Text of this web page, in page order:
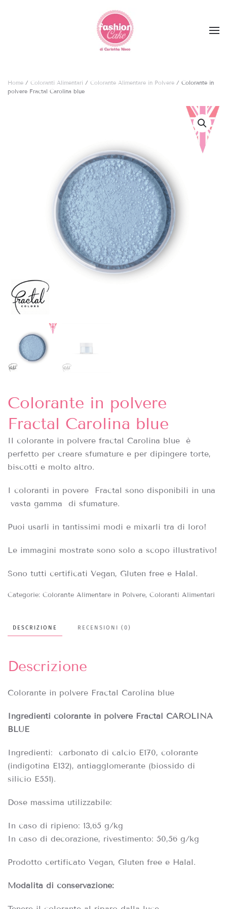
Skip to main content
Home / Coloranti Alimentari / Colorante Alimentare in Polvere / Colorante in
polvere Fractal Carolina blue
Colorante in polvere
Fractal Carolina blue
Il colorante in polvere fractal Carolina blue è
perfetto per creare sfumature e per dipingere torte,
biscotti e molto altro.
I coloranti in povere Fractal sono disponibili in una
vasta gamma di sfumature.
Puoi usarli in tantissimi modi e mixarli tra di loro!
Le immagini mostrate sono solo a scopo illustrativo!
Sono tutti certificati Vegan, Gluten free e Halal.
Categorie: Colorante Alimentare in Polvere, Coloranti Alimentari
DESCRIZIONE RECENSIONI (0)
Descrizione
Colorante in polvere Fractal Carolina blue
Ingredienti colorante in polvere Fractal CAROLINA
BLUE
Ingredienti: carbonato di calcio E170, colorante
(indigotina E132), antiagglomerante (biossido di
silicio E551).
Dose massima utilizzabile:
In caso di ripieno: 13,65 g/kg
In caso di decorazione, rivestimento: 50,56 g/kg
Prodotto certificato Vegan, Gluten free e Halal.
Modalità di conservazione: